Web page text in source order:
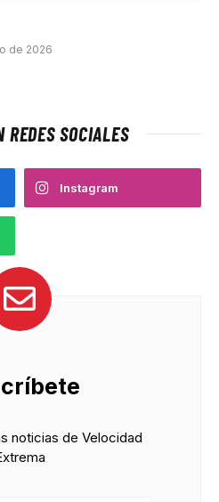
de 2026
REDES SOCIALES
Instagram
noticias de Velocidad